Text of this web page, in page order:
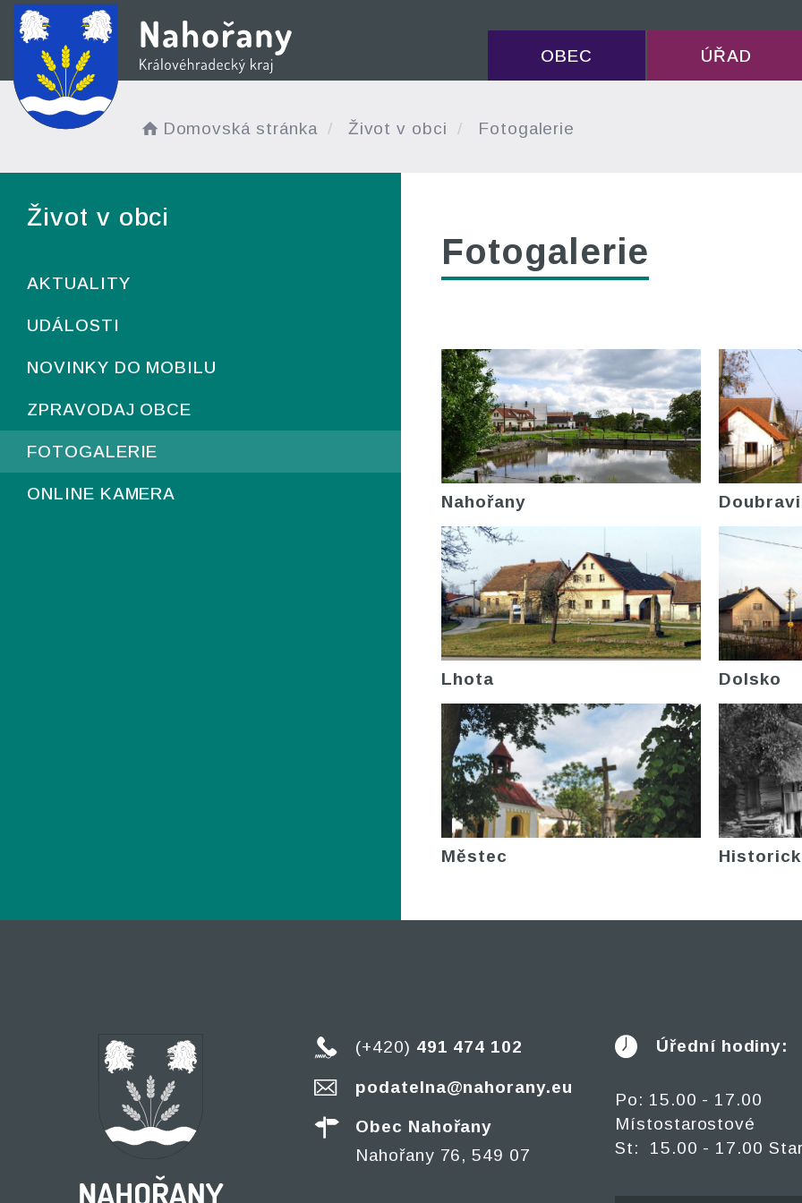
OBEC ÚŘAD
Domovská stránka Život v obci Fotogalerie
Život v obci
AKTUALITY
UDÁLOSTI
NOVINKY DO MOBILU
ZPRAVODAJ OBCE
FOTOGALERIE
ONLINE KAMERA
Fotogalerie
Nahořany
Lhota Dolsko
Městec
(+420) 491 474 102
podatelna@nahorany.eu
Obec Nahořany
Nahořany 76, 549 07
Úřední hodiny:
Po: 15.00 - 17.00
Místostarostové
St: 15.00 - 17.00